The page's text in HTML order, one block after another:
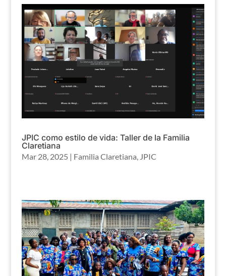
JPIC como estilo de vida: Taller de la Familia
Claretiana
Mar 28, 2025 | Familia Claretiana JPIC